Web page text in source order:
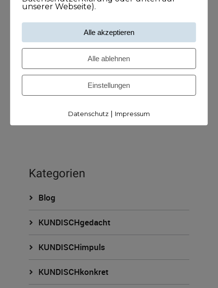
29. September 2021
Larissa Wasserthal sagt: Alles beginnt
15. April 2021
Kategorien
Blog
KUNDISCHgedacht
KUNDISCHimpuls
KUNDISCHkonkret
unserer Webseite).
Alle akzeptieren
Alle ablehnen
Einstellungen
Datenschutz| Impressum